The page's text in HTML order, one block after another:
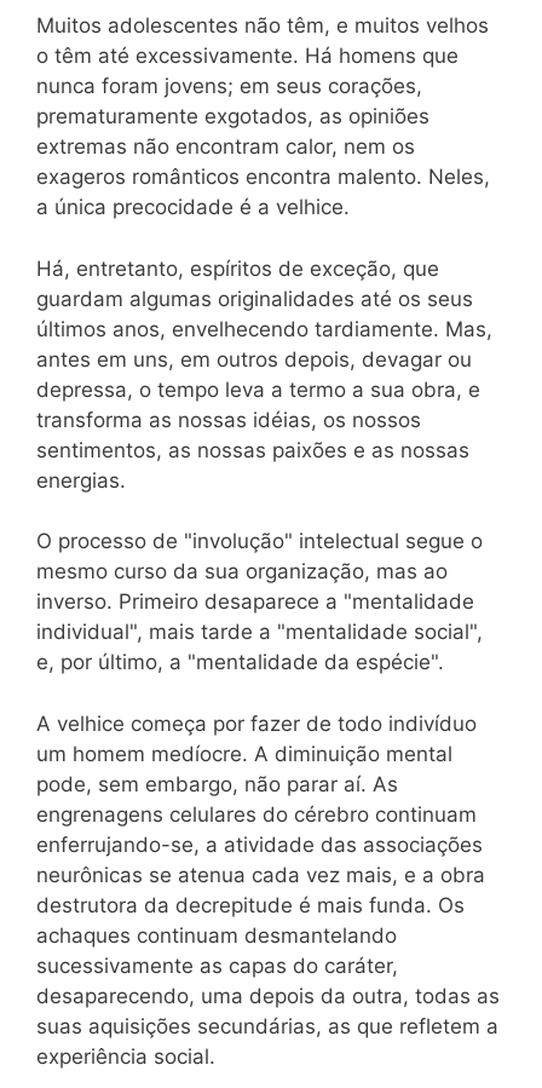
Muitos adolescentes não têm, e muitos velhos
o têm até excessivamente. Há homens que
nunca foram jovens; em seus corações,
prematuramente exgotados, as opiniões
extremas não encontram calor, nem os
exageros românticos encontra malento. Neles,
a única precocidade é a velhice.
Há, entretanto, espíritos de exceção, que
guardam algumas originalidades até os seus
últimos anos, envelhecendo tardiamente. Mas,
antes em uns, em outros depois, devagar ou
depressa, o tempo leva a termo a sua obra, e
transforma as nossas idéias, os nossos
sentimentos, as nossas paixões e as nossas
energias.
O processo de "involução" intelectual segue o
mesmo curso da sua organização, mas ao
inverso. Primeiro desaparece a "mentalidade
individual", mais tarde a "mentalidade social",
e, por último, a "mentalidade da espécie".
A velhice começa por fazer de todo indivíduo
um homem medíocre. A diminuição mental
pode, sem embargo, não parar aí. As
engrenagens celulares do cérebro continuam
enferrujando-se, a atividade das associações
neurônicas se atenua cada vez mais, e a obra
destrutora da decrepitude é mais funda. Os
achaques continuam desmantelando
sucessivamente as capas do caráter,
desaparecendo, uma depois da outra, todas as
suas aquisições secundárias, as que refletem a
experiência social.